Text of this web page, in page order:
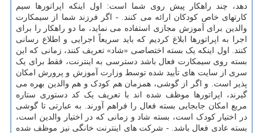
دهد، چند راهکار پیش روی شما است: اول اینکه اپراتورها سیم
کارتهای خاص کودکان ارائه می کنند. - اگر فرزند شما از سیمکارت
والدین برای آموزش مجازی استفاده می نماید، ما دو راهکار را برای
اجرا به اپراتورها ابلاغ کردیم که باید سریعاً اجرایی و اطلاع رسانی
کنند. اول اینکه یک بسته اختصاصی «شاد» تعریف کنند، زمانی که این
بسته روی سیمکارت فعال باشد دسترسی به اینترنت، فقط برای یک
سری از سایت های تأیید شده توسط وزارت آموزش و پرورش امکان
پذیر است. و اگر از گوشی، همزمان هم کودک و هم والدین بهره می
گیرند، اپراتورها موظف شده اند با تعریف یک کد دستوری ستاره
مربع امکان جابجایی بسته فعال را فراهم آورند. به عبارتی تا گوشی
در اختیار کودک است، بسته شاد و زمانی که در اختیار والدین است،
بسته عادی فعال باشد. - شرکت های اینترنت خانگی نیز موظف شده